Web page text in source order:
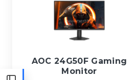
AOC 24G50F Gaming
Monitor